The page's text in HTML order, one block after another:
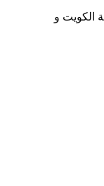
الكويت و